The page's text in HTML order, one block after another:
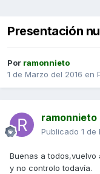
Presentación
Por ramonnieto
1 de Marzo del 2016 en
ramonnieto
Publicado 1 de
Buenas a
y no controlo todavía.